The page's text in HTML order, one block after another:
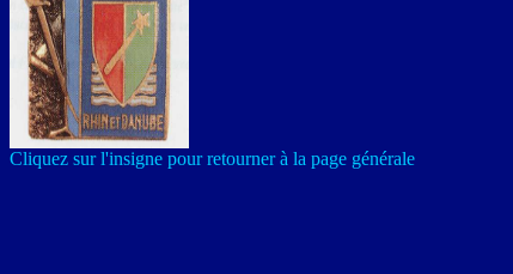
Cliquez sur l'insigne pour retourner à la page générale